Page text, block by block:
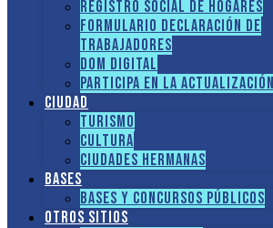
Registro social de hogares
FORMULARIO DECLARACIÓN DE
TRABAJADORES
DOM Digital
Participa en la actualización
Ciudad
Turismo
Cultura
Ciudades hermanas
Bases
Bases y Concursos Públicos
Otros sitios